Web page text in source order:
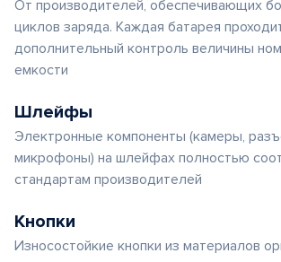
От производителей, обеспечивающих
циклов заряда. Каждая батарея
дополнительный контроль величины
емкости
Шлейфы
Электронные компоненты (камеры,
микрофоны) на шлейфах полностью
стандартам производителей
Кнопки
Износостойкие кнопки из материалов